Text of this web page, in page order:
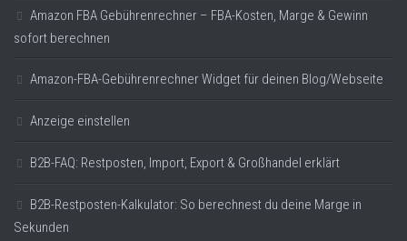
Amazon FBA Gebührenrechner – FBA-Kosten, Marge & Gewinn
sofort berechnen
Amazon-FBA-Gebührenrechner Widget für deinen Blog/Webseite
Anzeige einstellen
B2B-FAQ: Restposten, Import, Export & Großhandel erklärt
B2B-Restposten-Kalkulator: So berechnest du deine Marge in
Sekunden